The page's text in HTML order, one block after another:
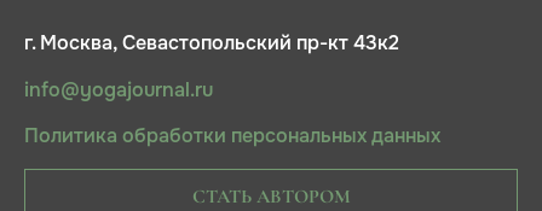
г. Москва, Севастопольский пр-кт 43к2
info@yogajournal.ru
Политика обработки персональных данных
СТАТЬ АВТОРОМ